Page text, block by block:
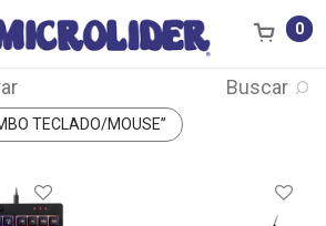
0
Buscar
TECLADO/MOUSE”